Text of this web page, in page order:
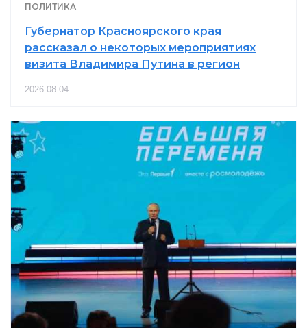
ПОЛИТИКА
Губернатор Красноярского края
рассказал о некоторых мероприятиях
визита Владимира Путина в регион
2026-08-04